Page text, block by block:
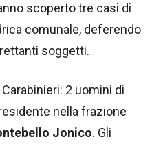
scoperto tre casi di
comunale, deferendo
soggetti.
2 uomini di
nella frazione
Jonico. Gli